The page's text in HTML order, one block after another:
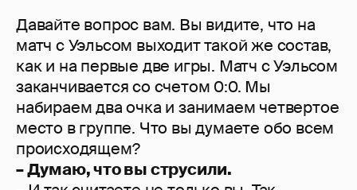
Давайте вопрос вам. Вы видите, что на
матч с Уэльсом выходит такой же состав,
как и на первые две игры. Матч с Уэльсом
заканчивается со счетом 0:0. Мы
набираем два очка и занимаем четвертое
место в группе. Что вы думаете обо всем
происходящем?
– Думаю, что вы струсили.